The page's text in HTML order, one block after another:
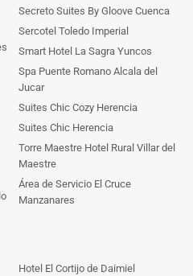
Secreto Suites By Gloove Cuenca
Sercotel Toledo Imperial
Smart Hotel La Sagra Yuncos
Spa Puente Romano Alcala del
Jucar
Suites Chic Cozy Herencia
Suites Chic Herencia
Torre Maestre Hotel Rural Villar del
Maestre
Área de Servicio El Cruce
Manzanares
Hotel El Cortijo de Daimiel